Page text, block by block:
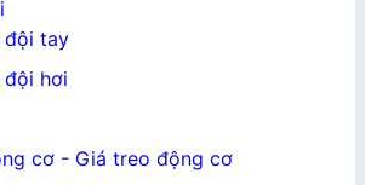
đội tay
đội hơi
cơ - Giá treo động cơ